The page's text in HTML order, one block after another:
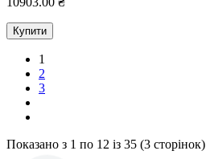
Купити
1
2
3
Показано з 1 по 12 із 35 (3 сторінок)